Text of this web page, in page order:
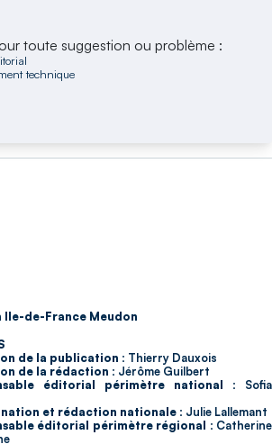
toute suggestion ou problème :
technique
Ile-de-France Meudon
de la publication : Thierry Dauxois
de la rédaction : Jérôme Guilbert
éditorial périmètre national : Sofia
et rédaction nationale : Julie Lallemant
éditorial périmètre régional : Catherine